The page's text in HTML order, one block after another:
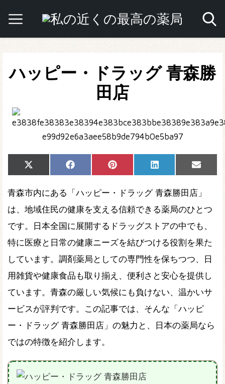
ハッピー・ドラッグ 青森勝
田店
Share
on
X
(Twitter)
Share
on
Facebook Share
on
Pinterest Share
on
LinkedIn
Share
on
Email
青森市内にある「ハッピー・ドラッグ 青森勝田店」
は、地域住民の健康を支える信頼できる薬局のひとつ
です。日本全国に展開するドラッグストアの中でも、
特に医療と日常の健康ニーズを結びつける役割を果た
しています。調剤薬局としての専門性を保ちつつ、日
用雑貨や健康食品も取り揃え、便利さと安心を提供し
ています。青森の厳しい気候にも負けない、温かいサ
ービスが評判です。この記事では、そんな「ハッピ
ー・ドラッグ 青森勝田店」の魅力と、日本の薬局なら
ではの特徴を紹介します。